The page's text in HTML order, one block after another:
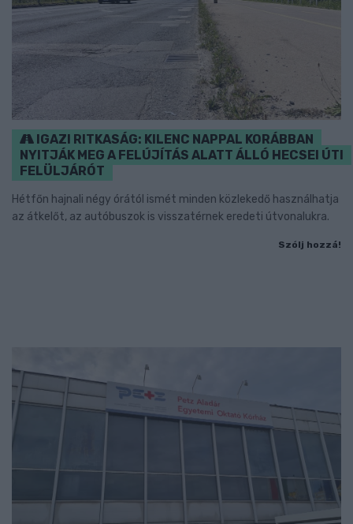
IGAZI RITKASÁG: KILENC NAPPAL KORÁBBAN
NYITJÁK MEG A FELÚJÍTÁS ALATT ÁLLÓ HECSEI ÚTI
FELÜLJÁRÓT
Hétfőn hajnali négy órától ismét minden közlekedő használhatja
az átkelőt, az autóbuszok is visszatérnek eredeti útvonalukra.
Szólj hozzá!